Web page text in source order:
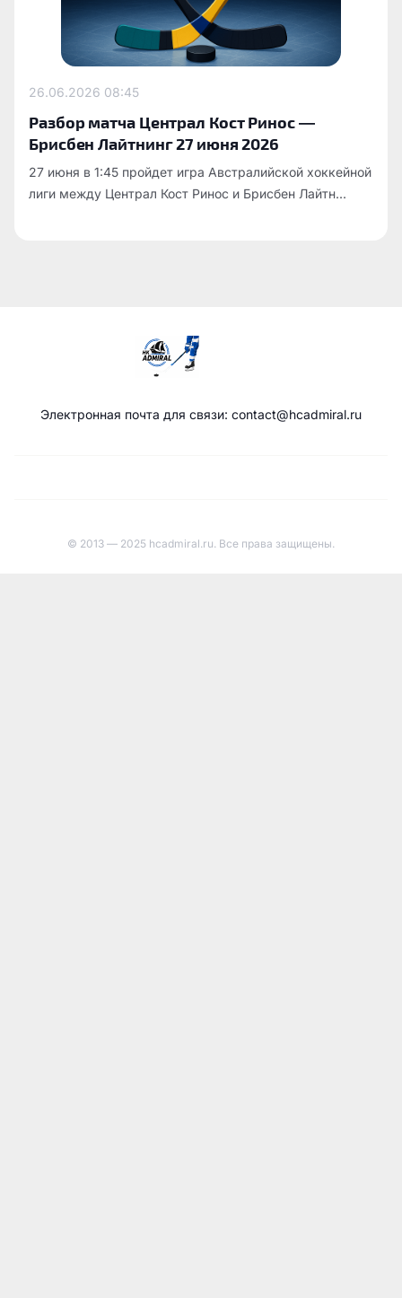
26.06.2026 08:45
Разбор матча Централ Кост Ринос —
Брисбен Лайтнинг 27 июня 2026
27 июня в 1:45 пройдет игра Австралийской хоккейной
лиги между Централ Кост Ринос и Брисбен Лайтн...
Электронная почта для связи: contact@hcadmiral.ru
© 2013 — 2025 hcadmiral.ru. Все права защищены.